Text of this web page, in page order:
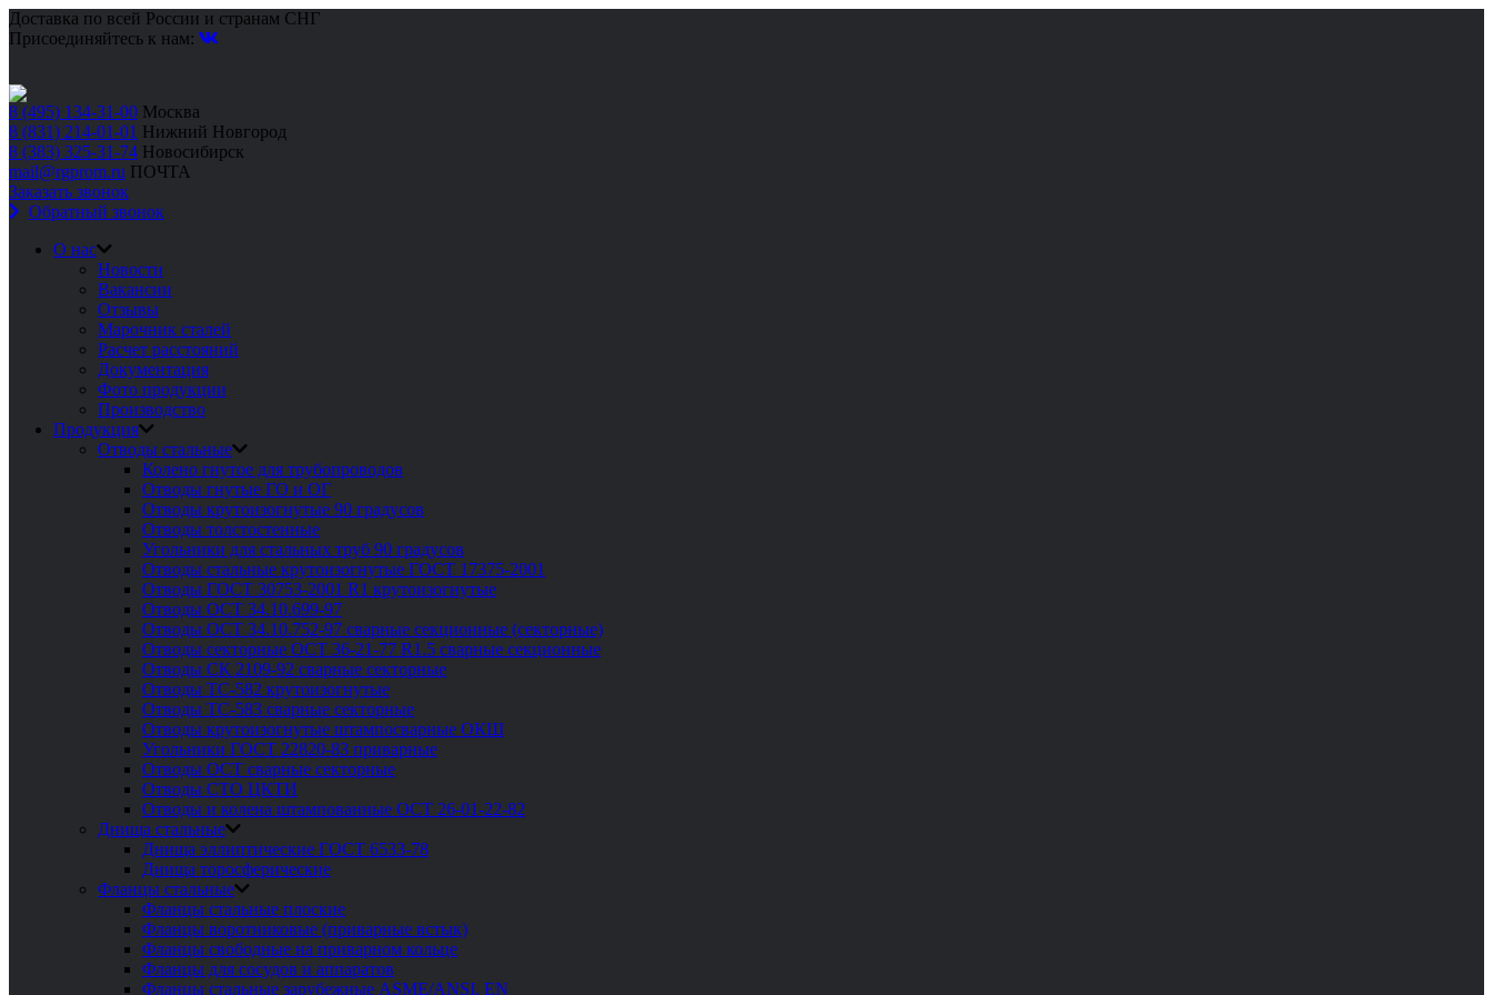
Доставка по всей России и странам СНГ
Присоединяйтесь к нам:
8 (495) 134-31-00 Москва
8 (831) 214-01-01 Нижний Новгород
8 (383) 325-31-74 Новосибирск
mail@rgprom.ru ПОЧТА
Заказать звонок
Обратный звонок
О нас
Новости
Вакансии
Отзывы
Марочник сталей
Расчет расстояний
Документация
Фото продукции
Производство
Продукция
Отводы стальные
Колено гнутое для трубопроводов
Отводы гнутые ГО и ОГ
Отводы крутоизогнутые 90 градусов
Отводы толстостенные
Угольники для стальных труб 90 градусов
Отводы стальные крутоизогнутые ГОСТ 17375-2001
Отводы ГОСТ 30753-2001 R1 крутоизогнутые
Отводы ОСТ 34.10.699-97
Отводы ОСТ 34.10.752-97 сварные секционные (секторные)
Отводы секторные ОСТ 36-21-77 R1.5 сварные секционные
Отводы СК 2109-92 сварные секторные
Отводы ТС-582 крутоизогнутые
Отводы ТС-583 сварные секторные
Отводы крутоизогнутые штампосварные ОКШ
Угольники ГОСТ 22820-83 приварные
Отводы ОСТ сварные секторные
Отводы СТО ЦКТИ
Отводы и колена штампованные ОСТ 26-01-22-82
Днища стальные
Днища эллиптические ГОСТ 6533-78
Днища торосферические
Фланцы стальные
Фланцы стальные плоские
Фланцы воротниковые (приварные встык)
Фланцы свободные на приварном кольце
Фланцы для сосудов и аппаратов
Фланцы стальные зарубежные ASME/ANSI, EN